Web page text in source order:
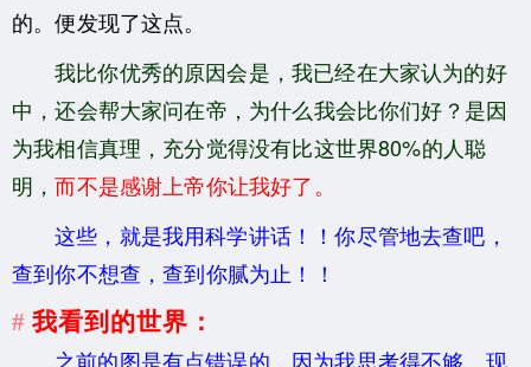
的。便发现了这点。
我比你优秀的原因会是，我已经在大家认为的好
中，还会帮大家问在帝，为什么我会比你们好？是因
为我相信真理，充分觉得没有比这世界80%的人聪
明，而不是感谢上帝你让我好了。
这些，就是我用科学讲话！！你尽管地去查吧，
查到你不想查，查到你腻为止！！
我看到的世界：
之前的图是有点错误的，因为我思考得不够。现